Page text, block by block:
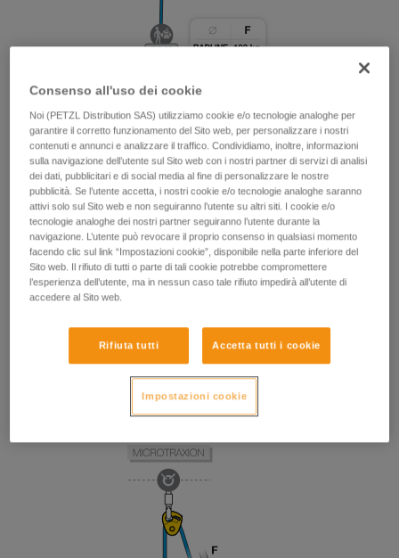
Consenso all'uso dei cookie
Noi (PETZL Distribution SAS) utilizziamo cookie e/o tecnologie analoghe per
garantire il corretto funzionamento del Sito web, per personalizzare i nostri
contenuti e annunci e analizzare il traffico. Condividiamo, inoltre, informazioni
sulla navigazione dell’utente sul Sito web con i nostri partner di servizi di analisi
dei dati, pubblicitari e di social media al fine di personalizzare le nostre
pubblicità. Se l’utente accetta, i nostri cookie e/o tecnologie analoghe saranno
attivi solo sul Sito web e non seguiranno l’utente su altri siti. I cookie e/o
tecnologie analoghe dei nostri partner seguiranno l’utente durante la
navigazione. L’utente può revocare il proprio consenso in qualsiasi momento
facendo clic sul link “Impostazioni cookie”, disponibile nella parte inferiore del
Sito web. Il rifiuto di tutti o parte di tali cookie potrebbe compromettere
l’esperienza dell’utente, ma in nessun caso tale rifiuto impedirà all’utente di
accedere al Sito web.
Rifiuta tutti Accetta tutti i cookie
Impostazioni cookie